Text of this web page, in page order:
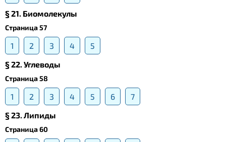
§ 21. Биомолекулы
Страница 57
1 2 3 4
5
§ 22. Углеводы
Страница 58
1 2 3 4 5 6
7
§ 23. Липиды
Страница 60